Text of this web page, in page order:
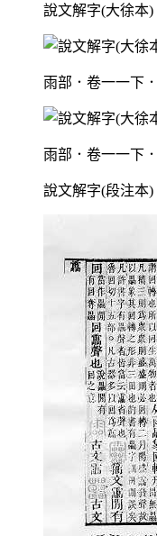
說文解字(大徐本)
雨部．卷一一下
雨部．卷一一下
說文解字(段注本)